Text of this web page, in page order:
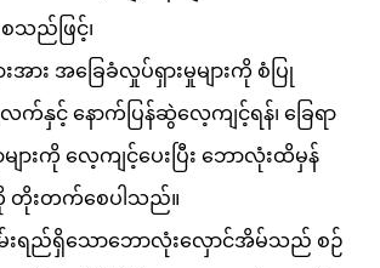
စသည်ဖြင့်၊
းအား အခြေခံလှုပ်ရှားမှုများကို စံပြု
နှင့် နောက်ပြန်ဆွဲလေ့ကျင့်ရန်၊ ခြေရာ
ျားကို လေ့ကျင့်ပေးပြီး ဘောလုံးထိမှန်
တိုးတက်စေပါသည်။
စွမ်းရည်ရှိသောဘောလုံးလှောင်အိမ်သည် စဉ်